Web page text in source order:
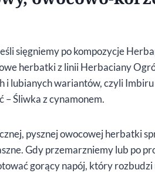
sięgniemy po kompozycje
herbatki z linii Herbaciany
i lubianych wariantów, czyli
– Śliwka z cynamonem.
pysznej owocowej herbatki
Gdy przemarzniemy lub po
gorący napój, który rozbudzi